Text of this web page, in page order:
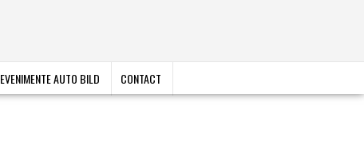
EVENIMENTE AUTO BILD CONTACT